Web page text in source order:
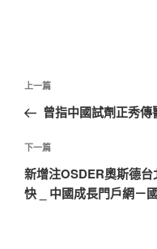
文
導
覽
上
一
文
章
上一篇
曾指中國試劑正秀
下
一
篇
下一篇
新增注OSDER奧斯德
快 _ 中國成長門戶網－